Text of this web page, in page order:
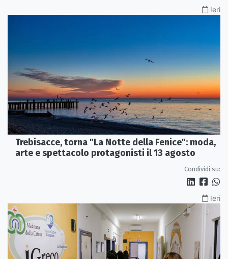
Ieri
Trebisacce, torna "La Notte della Fenice": moda,
arte e spettacolo protagonisti il 13 agosto
Condividi su:
Ieri